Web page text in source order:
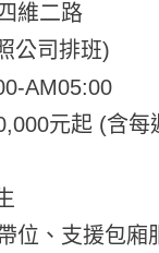
維二路
公司排班)
AM05:00
元起 (含每
位、支援包廂